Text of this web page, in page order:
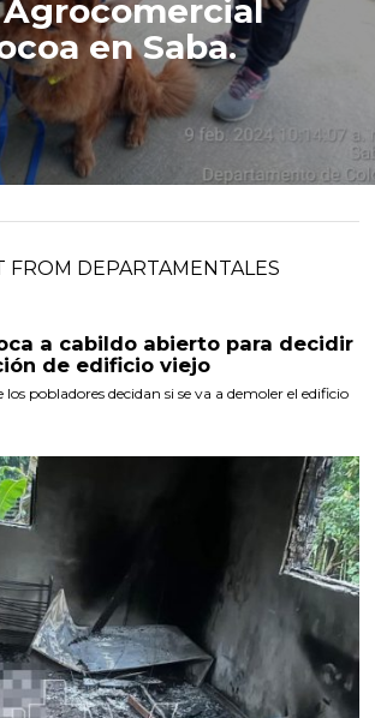
en Saba.
FROM DEPARTAMENTALES
a cabildo abierto para decidir
de edificio viejo
pobladores decidan si se va a demoler el edificio